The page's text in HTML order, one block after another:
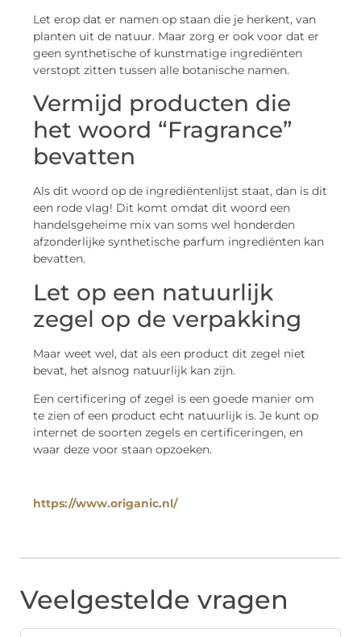
Let erop dat er namen op staan die je herkent, van
planten uit de natuur. Maar zorg er ook voor dat er
geen synthetische of kunstmatige ingrediënten
verstopt zitten tussen alle botanische namen.
Vermijd producten die
het woord “Fragrance”
bevatten
Als dit woord op de ingrediëntenlijst staat, dan is dit
een rode vlag! Dit komt omdat dit woord een
handelsgeheime mix van soms wel honderden
afzonderlijke synthetische parfum ingrediënten kan
bevatten.
Let op een natuurlijk
zegel op de verpakking
Maar weet wel, dat als een product dit zegel niet
bevat, het alsnog natuurlijk kan zijn.
Een certificering of zegel is een goede manier om
te zien of een product echt natuurlijk is. Je kunt op
internet de soorten zegels en certificeringen, en
waar deze voor staan opzoeken.
https://www.origanic.nl/
Veelgestelde vragen